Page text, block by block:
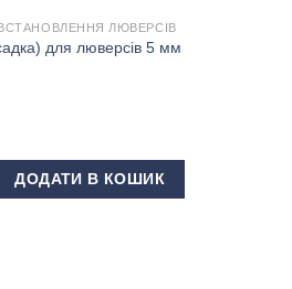
ЛЮВЕРСІВ
для люверсів 5 мм
для люверсів 5 мм (КИТАЙ)
ДОДАТИ В КОШИК